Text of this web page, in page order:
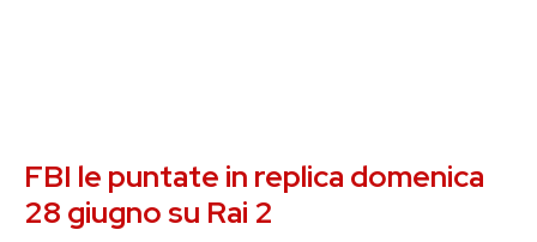
FBI le puntate in replica domenica
28 giugno su Rai 2